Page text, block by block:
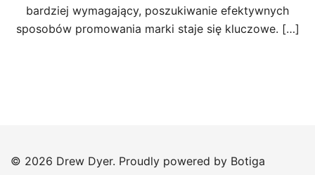
bardziej wymagający, poszukiwanie efektywnych
sposobów promowania marki staje się kluczowe. […]
© 2026 Drew Dyer. Proudly powered by Botiga